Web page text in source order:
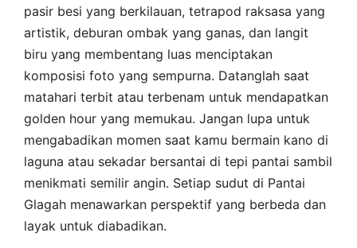
pasir besi yang berkilauan, tetrapod raksasa yang
artistik, deburan ombak yang ganas, dan langit
biru yang membentang luas menciptakan
komposisi foto yang sempurna. Datanglah saat
matahari terbit atau terbenam untuk mendapatkan
golden hour yang memukau. Jangan lupa untuk
mengabadikan momen saat kamu bermain kano di
laguna atau sekadar bersantai di tepi pantai sambil
menikmati semilir angin. Setiap sudut di Pantai
Glagah menawarkan perspektif yang berbeda dan
layak untuk diabadikan.